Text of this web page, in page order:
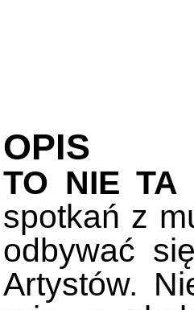
OPIS
TO NIE TA
spotkań z
odbywać
Artystów.